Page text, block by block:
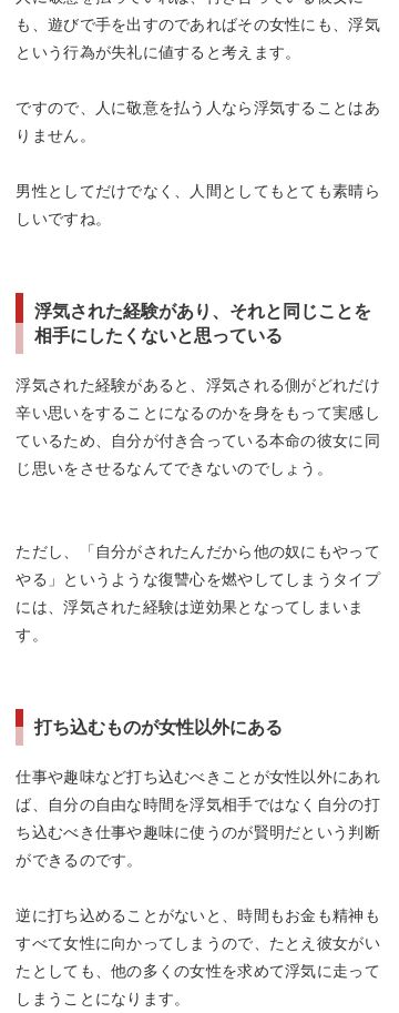
も、遊びで手を出すのであればその女性にも、浮気
という行為が失礼に値すると考えます。
ですので、人に敬意を払う人なら浮気することはあ
りません。
男性としてだけでなく、人間としてもとても素晴ら
しいですね。
浮気された経験があり、それと同じことを
相手にしたくないと思っている
浮気された経験があると、浮気される側がどれだけ
辛い思いをすることになるのかを身をもって実感し
ているため、自分が付き合っている本命の彼女に同
じ思いをさせるなんてできないのでしょう。
ただし、「自分がされたんだから他の奴にもやって
やる」というような復讐心を燃やしてしまうタイプ
には、浮気された経験は逆効果となってしまいま
す。
打ち込むものが女性以外にある
仕事や趣味など打ち込むべきことが女性以外にあれ
ば、自分の自由な時間を浮気相手ではなく自分の打
ち込むべき仕事や趣味に使うのが賢明だという判断
ができるのです。
逆に打ち込めることがないと、時間もお金も精神も
すべて女性に向かってしまうので、たとえ彼女がい
たとしても、他の多くの女性を求めて浮気に走って
しまうことになります。